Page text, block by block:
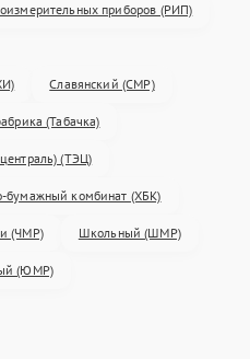
приборов (РИП)
Славянский (СМР)
(Табачка)
(ТЭЦ)
бумажный комбинат (ХБК)
(ЧМР) Школьный (ШМР)
(ЮМР)